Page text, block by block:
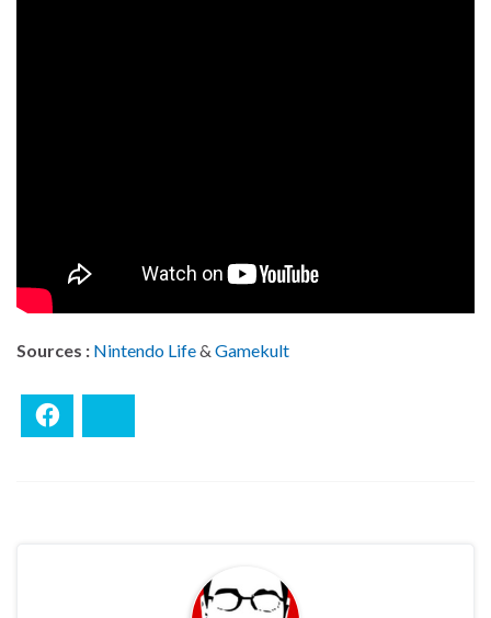
Sources : Nintendo Life& Gamekult